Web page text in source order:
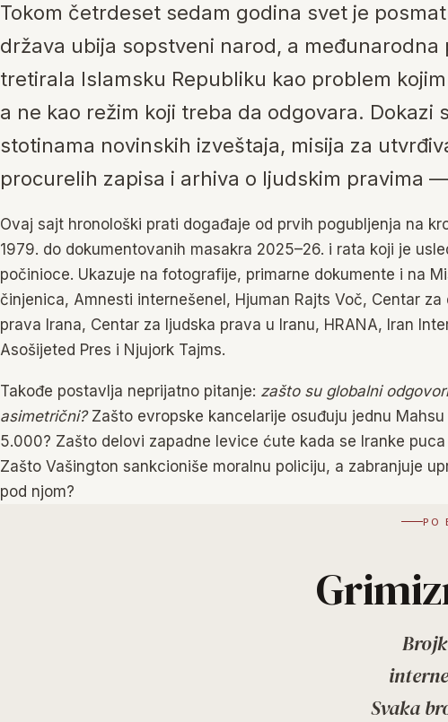
Tokom četrdeset sedam godina svet je
država ubija sopstveni narod, a međunarodna
tretirala Islamsku Republiku kao problem
a ne kao režim koji treba da odgovara. Dokazi
stotinama novinskih izveštaja, misija za
procurelih zapisa i arhiva o ljudskim pravima
Ovaj sajt hronološki prati događaje od prvih pogubljenja na
1979. do dokumentovanih masakra 2025–26. i rata koji je
počinioce. Ukazuje na fotografije, primarne dokumente i na
činjenica, Amnesti internešenel, Hjuman Rajts Voč, Centar
prava Irana, Centar za ljudska prava u Iranu, HRANA, Iran
Asošijeted Pres i Njujork Tajms.
Takođe postavlja neprijatno pitanje: zašto su globalni
asimetrični?Zašto evropske kancelarije osuđuju jednu
5.000? Zašto delovi zapadne levice ćute kada se Iranke
Zašto Vašington sankcioniše moralnu policiju, a zabranjuje
pod njom?
PO
Svaka